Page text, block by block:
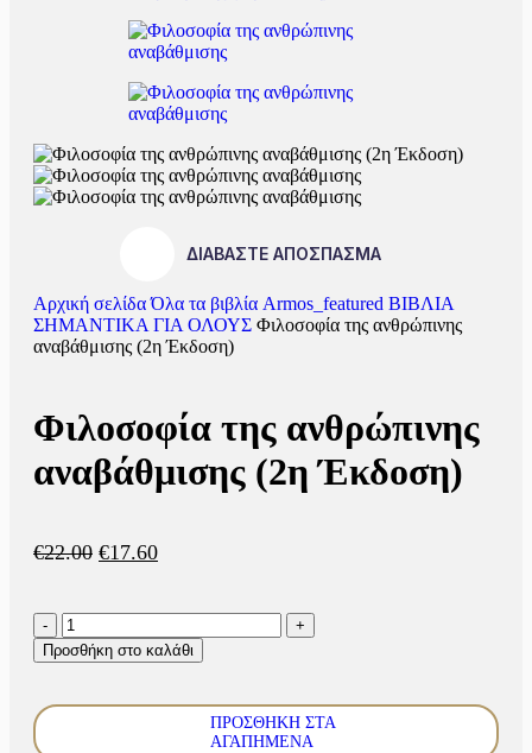
ΔΙΑΒΑΣΤΕ ΑΠΟΣΠΑΣΜΑ
Αρχική σελίδαΌλα τα βιβλία Armos_featured ΒΙΒΛΙΑ
ΣΗΜΑΝΤΙΚΑ ΓΙΑ ΟΛΟΥΣ Φιλοσοφία της ανθρώπινης
αναβάθμισης (2η Έκδοση)
Φιλοσοφία της ανθρώπινης
αναβάθμισης (2η Έκδοση)
€22.00 €17.60
Προσθήκη στο καλάθι
ΠΡΟΣΘΉΚΗ ΣΤΑ
ΑΓΑΠΗΜΈΝΑ